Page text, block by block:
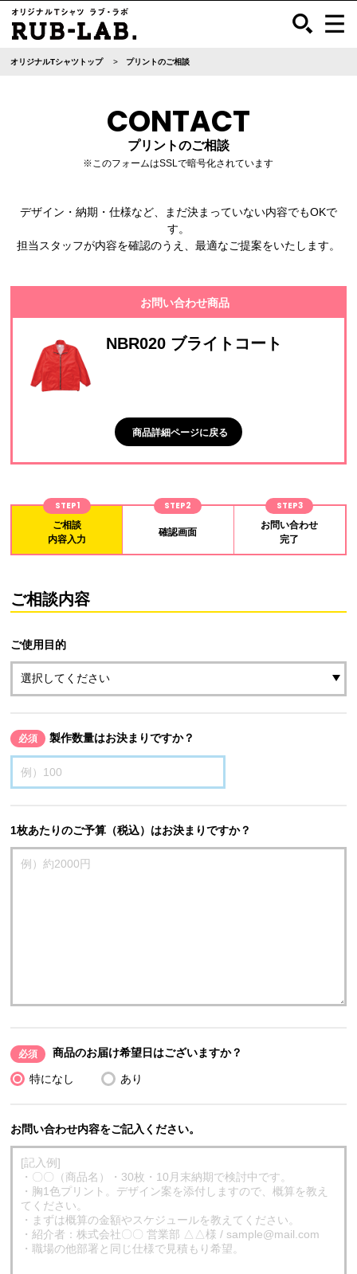
オリジナルTシャツトップ プリントのご相談
CONTACT
プリントのご相談
※このフォームはSSLで暗号化されています
デザイン・納期・仕様など、まだ決まっていない内容でもOKで
す。
担当スタッフが内容を確認のうえ、最適なご提案をいたします。
お問い合わせ商品
NBR020 ブライトコート
商品詳細ページに戻る
STEP1
ご相談
内容入力
STEP2
確認画面
STEP3
お問い合わせ
完了
ご相談内容
ご使用目的
必須 製作数量はお決まりですか？
1枚あたりのご予算（税込）はお決まりですか？
必須 商品のお届け希望日はございますか？
特になし あり
お問い合わせ内容をご記入ください。